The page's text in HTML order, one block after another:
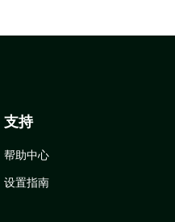
支持
帮助中心
设置指南